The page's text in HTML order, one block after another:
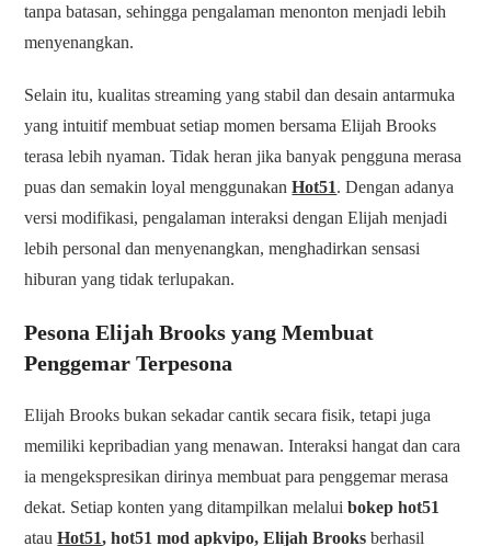
tanpa batasan, sehingga pengalaman menonton menjadi lebih
menyenangkan.
Selain itu, kualitas streaming yang stabil dan desain antarmuka
yang intuitif membuat setiap momen bersama Elijah Brooks
terasa lebih nyaman. Tidak heran jika banyak pengguna merasa
puas dan semakin loyal menggunakanHot51. Dengan adanya
versi modifikasi, pengalaman interaksi dengan Elijah menjadi
lebih personal dan menyenangkan, menghadirkan sensasi
hiburan yang tidak terlupakan.
Pesona Elijah Brooks yang Membuat
Penggemar Terpesona
Elijah Brooks bukan sekadar cantik secara fisik, tetapi juga
memiliki kepribadian yang menawan. Interaksi hangat dan cara
ia mengekspresikan dirinya membuat para penggemar merasa
dekat. Setiap konten yang ditampilkan melaluibokep hot51
atauHot51, hot51 mod apkvipo, Elijah Brooks berhasil